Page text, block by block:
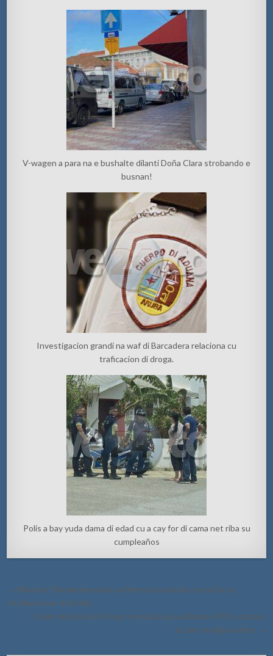
V-wagen a para na e bushalte dilanti Doña Clara strobando e
busnan!
Investigacion grandi na waf di Barcadera relaciona cu
traficacion di droga.
Polis a bay yuda dama di edad cu a cay for di cama net riba su
cumpleaños
Post
navigation
← Minister Plenipotenciario na Merca buscando contacto cu
studiantenan di Aruba
E team di polis anti droga compaña pa unidadnan K9 cu razzia y
accion na algun adres →